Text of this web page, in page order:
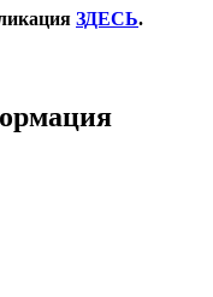
ЗДЕСЬ.